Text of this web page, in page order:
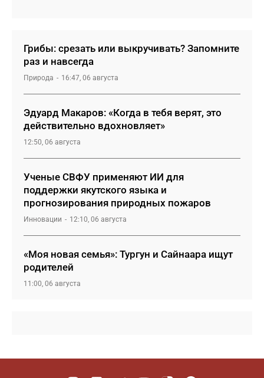
Грибы: срезать или выкручивать? Запомните
раз и навсегда
Природа 16:47, 06 августа
Эдуард Макаров: «Когда в тебя верят, это
действительно вдохновляет»
12:50, 06 августа
Ученые СВФУ применяют ИИ для
поддержки якутского языка и
прогнозирования природных пожаров
Инновации 12:10, 06 августа
«Моя новая семья»: Тургун и Сайнаара ищут
родителей
11:00, 06 августа